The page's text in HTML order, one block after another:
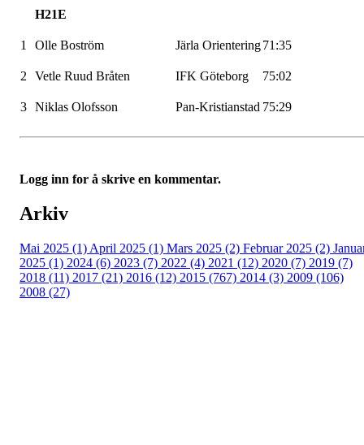
H21E
1 Olle Boström Järla Orientering71:35
2 Vetle Ruud Bråten IFK Göteborg 75:02
3 Niklas Olofsson Pan-Kristianstad 75:29
Logg inn for å skrive en kommentar.
Arkiv
Mai 2025 (1) April 2025 (1) Mars 2025 (2) Februar 2025 (2)
2025 (1) 2024 (6) 2023 (7) 2022 (4) 2021 (12) 2020 (7) 2019 (7)
2018 (11) 2017 (21) 2016 (12) 2015 (767) 2014 (3) 2009 (106)
2008 (27)